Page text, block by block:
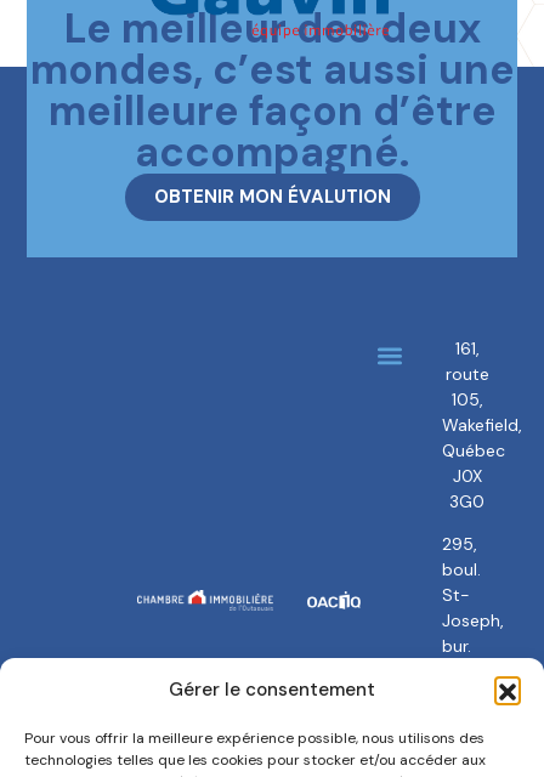
Gérer le consentement
Pour vous offrir la meilleure expérience possible, nous utilisons des
technologies telles que les cookies pour stocker et/ou accéder aux
Contactez-nous
Le meilleur des deux
mondes, c’est aussi une
meilleure façon d’être
accompagné.
OBTENIR MON ÉVALUTION
161,
route
105,
Wakefield,
Québec
J0X
3G0
295,
boul.
St-
Joseph,
bur.
Gatineau,
J8Y